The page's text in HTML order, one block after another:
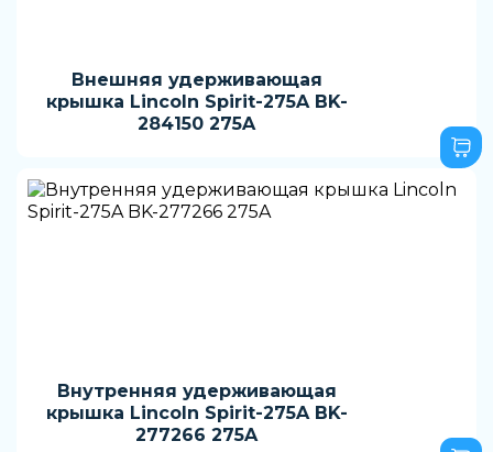
Внешняя удерживающая
крышка Lincoln Spirit-275A BK-
284150 275A
Внутренняя удерживающая
крышка Lincoln Spirit-275A BK-
277266 275A